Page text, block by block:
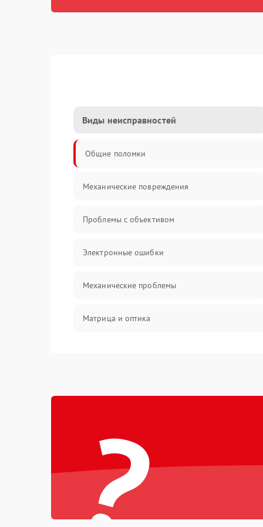
Виды неисправностей
Общие поломки
Механические повреждения
Проблемы с объективом
Электронные ошибки
Механические проблемы
Матрица и оптика
Программные сбои
Коммуникации и интерфейсы
?